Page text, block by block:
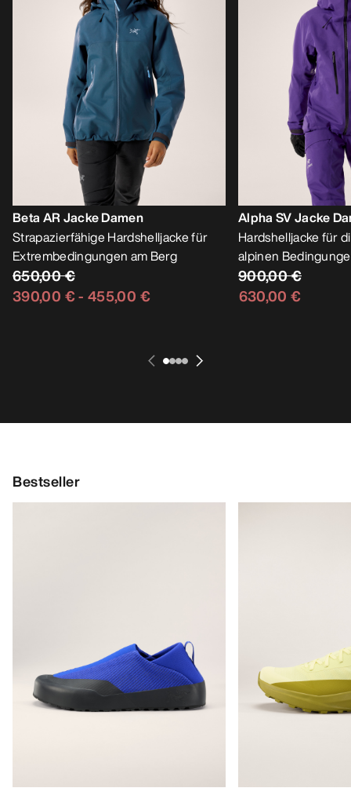
Beta AR Jacke Damen
Strapazierfähige Hardshelljacke für
Extrembedingungen am Berg
650,00 €
390,00 €- 455,00 €
Alpha SV Jacke
Hardshelljacke für
alpinen
900,00 €
630,00 €
Bestseller